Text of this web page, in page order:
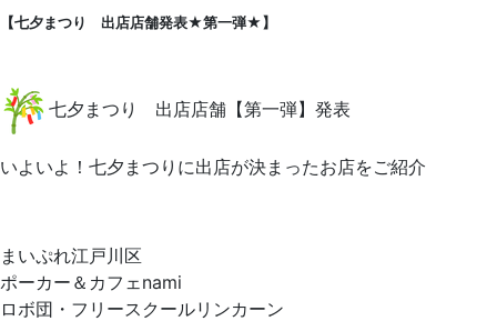
【七夕まつり 出店店舗発表★第一弾★】
七夕まつり 出店店舗【第一弾】発表
いよいよ！七夕まつりに出店が決まったお店をご紹介
まいぷれ江戸川区
ポーカー＆カフェnami
ロボ団・フリースクールリンカーン